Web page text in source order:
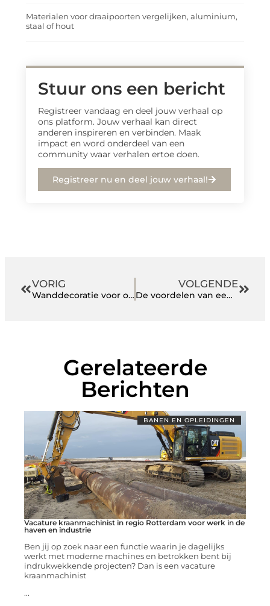
Materialen voor draaipoorten vergelijken, aluminium,
staal of hout
Stuur ons een bericht
Registreer vandaag en deel jouw verhaal op
ons platform. Jouw verhaal kan direct
anderen inspireren en verbinden. Maak
impact en word onderdeel van een
community waar verhalen ertoe doen.
Registreer nu en deel jouw verhaal!
VORIG
Wanddecoratie voor op kantoor: een inspirerende werkplek
VOLGENDE
De voordelen van een hardcover boek drukken boven een E-book uitgeven
Gerelateerde
Berichten
BANEN EN OPLEIDINGEN
Vacature kraanmachinist in regio Rotterdam voor werk in de
haven en industrie
Ben jij op zoek naar een functie waarin je dagelijks
werkt met moderne machines en betrokken bent bij
indrukwekkende projecten? Dan is een vacature
kraanmachinist
...